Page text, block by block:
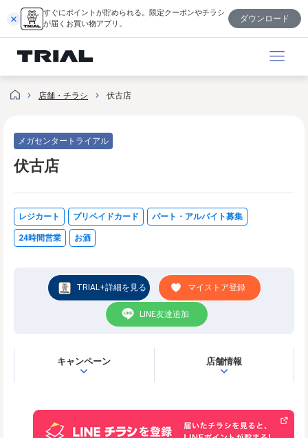
を
キ
すぐにポイントが貯められる。限定クーポンやチラシ
が届くお買い物アプリ。
ダウンロード
店舗・チラシ 伏古店
メガセンタートライアル
伏古店
レジカート プリペイドカード パート・アルバイト募集
24時間営業 お酒
TRIAL+詳細を見る マイストア登録
LINE友達追加
キャンペーン 店舗情報